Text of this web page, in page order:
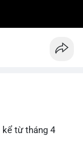
kể từ tháng 4